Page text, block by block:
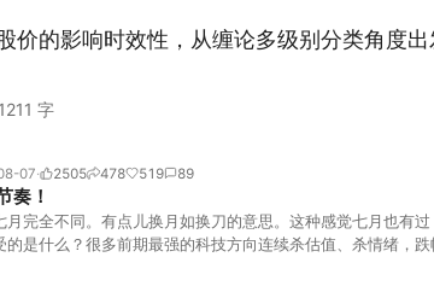
价的影响时效性，从缠论多级别分类角度
1211 字
07 2505 478 519 89
奏！
月完全不同。有点儿换月如换刀的意思。这种感觉七月也有
是什么？很多前期最强的科技方向连续杀估值、杀情绪，跌